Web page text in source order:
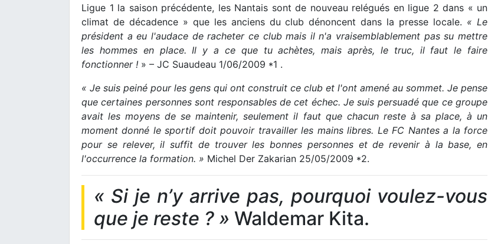
Ligue 1 la saison précédente, les Nantais sont de nouveau relégués en ligue 2 dans « un
climat de décadence » que les anciens du club dénoncent dans la presse locale. « Le
président a eu l'audace de racheter ce club mais il n'a vraisemblablement pas su mettre
les hommes en place. Il y a ce que tu achètes, mais après, le truc, il faut le faire
fonctionner ! » – JC Suaudeau 1/06/2009 *1 .
« Je suis peiné pour les gens qui ont construit ce club et l'ont amené au sommet. Je pense
que certaines personnes sont responsables de cet échec. Je suis persuadé que ce groupe
avait les moyens de se maintenir, seulement il faut que chacun reste à sa place, à un
moment donné le sportif doit pouvoir travailler les mains libres. Le FC Nantes a la force
pour se relever, il suffit de trouver les bonnes personnes et de revenir à la base, en
l'occurrence la formation. » Michel Der Zakarian 25/05/2009 *2.
« Si je n’y arrive pas, pourquoi voulez-vous
que je reste ? » Waldemar Kita.